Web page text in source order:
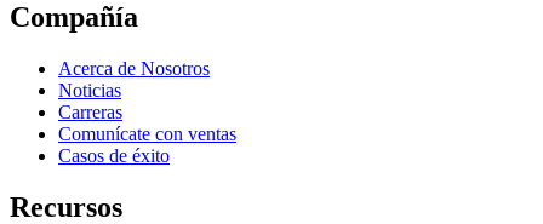
Compañía
Acerca de Nosotros
Noticias
Carreras
Comunícate con ventas
Casos de éxito
Recursos